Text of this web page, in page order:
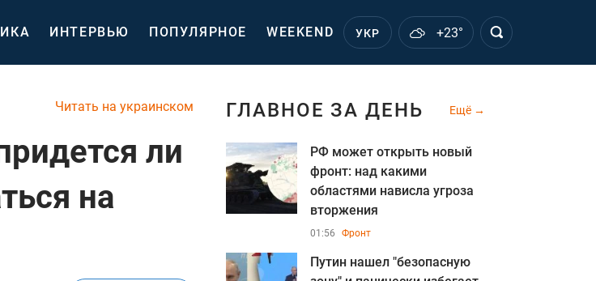
ИНТЕРВЬЮ ПОПУЛЯРНОЕ WEEKEND УКР +23°
Читать на украинском
ли
на
ГЛАВНОЕ ЗА ДЕНЬ Ещё
РФ может открыть новый
фронт: над какими
областями нависла угроза
вторжения
01:56 Фронт
Путин нашел "безопасную